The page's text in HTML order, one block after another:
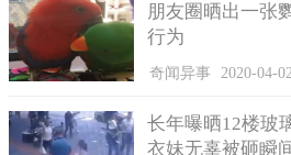
同时排除的还有烟花和风筝，这
的原因。但是凤凰城周边区域当晚并没
花在空中存在的时间不可能长到几个小
光物体绑在风筝上，然后再放风筝到空
比较靠谱，但是从周边的调研信息来看
朋友圈晒出一张
行为
奇闻异事 2020-04-02
长年曝晒12楼玻
衣妹无辜被砸瞬